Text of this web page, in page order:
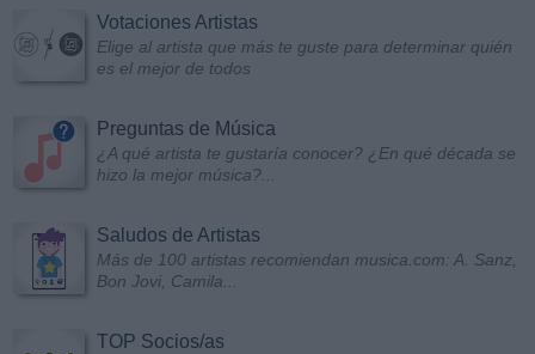
Votaciones Artistas
Elige al artista que más te guste para determinar quién
es el mejor de todos
Preguntas de Música
¿A qué artista te gustaría conocer? ¿En qué década se
hizo la mejor música?...
Saludos de Artistas
Más de 100 artistas recomiendan musica.com: A. Sanz,
Bon Jovi, Camila...
TOP Socios/as